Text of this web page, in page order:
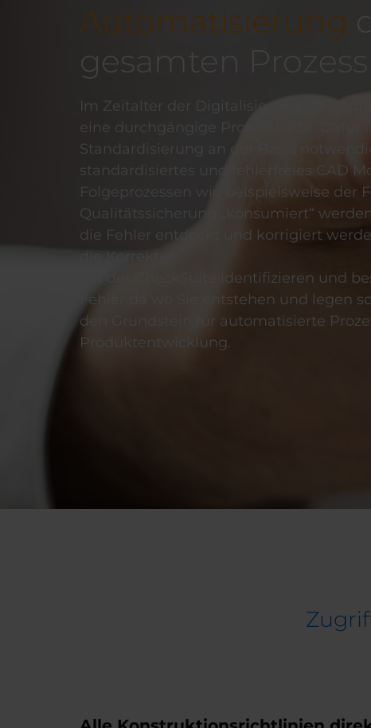
Automatisierung
gesamten
Im Zeitalter der Digitalisierung steigt
eine durchgängige Prozesskette. Dafür
Standardisierung an der Basis
standardisiertes und fehlerfreies CAD
Folgeprozessen wie beispielsweise der
Qualitätssicherung „konsumiert“
die Fehler entdeckt und korrigiert
die Korrektur.
Mit der CheckSuite identifizieren und
Fehler da wo Sie entstehen und legen
den Grundstein für automatisierte
Produktentwicklung.